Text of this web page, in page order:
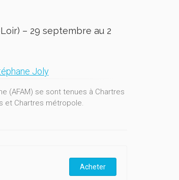
– 29 septembre au 2
Joly
(AFAM) se sont tenues à Chartres
et Chartres métropole.
Acheter